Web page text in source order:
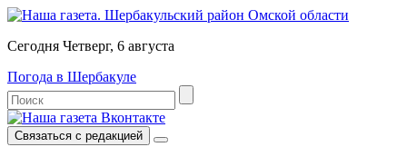
Сегодня Четверг, 6 августа
Погода в Шербакуле
Связаться с редакцией